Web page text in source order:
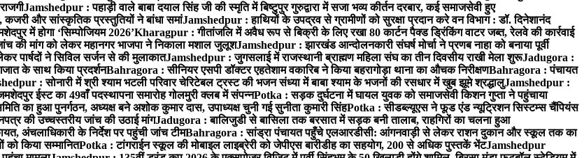
Jamshedpur : पहाड़ी वाले बाबा दयाल सिंह जी की स्मृति में बिष्टुपुर गुरुद्वारा में सजा भव्य कीर्तन दरबार, कई समाजसेवी हुए
कजरी और सांस्कृतिक प्रस्तुतियों ने बांधा समांJamshedpur : हाथियों के उपद्रव से ग्रामीणों को सुरक्षा प्रदान करे वन विभाग : डॉ. दिनेशानंद
में होगा ‘सिम्पोजियम 2026’Kharagpur : गीतांजलि में अवैध रूप से बिक्री के लिए रखा 80 कार्टन पैक्ड ड्रिंकिंग वाटर जब्त, रेलवे की कार्रवाई
की मांग को लेकर महानगर भाजपा ने निकाला मशाल जुलूशJamshedpur : झारखंड आन्दोलनकारी संघर्ष मोर्चा ने प्रणब नाहा को बनाया पूर्वी
पार्षदों ने सिविल सर्जन से की मुलाकातJamshedpur : जुगसलाई में राजस्थानी ब्राह्मण महिला संघ का तीन दिवसीय राखी मेला शुरूJadugora :
के साथ किया प्रदर्शनBahragora : सीनियर एसपी डॉक्टर एहतेशाम वकारिब ने किया बहरागोड़ा थाना का औचक निरीक्षणBahragora : पंचायत
: सोनारी में श्री श्याम भटली परिवार चेरिटेबल ट्रस्ट की भजन संध्या में बाबा श्याम के भजनों की रसधार में खुब झूमे श्रद्धालुJamshedpur :
ईस्ट का 49वाँ पदस्थापना समारोह गोलमुरी क्लब में संपन्नPotka : सड़क दुर्घटना में घायल युवक को समाजसेवी किशन गुप्ता ने पहुंचाया
का हुआ पुनर्गठन, अध्यक्ष बने अशोक कुमार दास, उपाध्यक्ष चुनी गई सुनीता कुमारी सिंहPotka : सीडब्ल्यूएस ने फूड एंड न्यूट्रिशन सिस्टम्स चैंपियंस
की उच्चस्तरीय जांच की उठाई मांगJadugora : बालिजुडी से बासिला तक बरसात में सड़क बनी तालाब, राहगिरों का चलना हुआ
अंचलाधिकारी के निर्देश पर पहुंची जांच टीमBahragora : सांड्रा पंचायत पहुँचे एलआरडीसी: आंगनवाड़ी से लेकर राशन दुकान और स्कूल तक का
को किया सम्मानितPotka : टांगराईन स्कूल की मोबाइल लाइब्रेरी को जेपीएस बारीडीह का सहयोग, 200 से अधिक पुस्तकें भेंटJamshedpur